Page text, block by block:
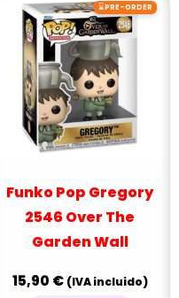
⌛PRE-ORDER
Funko Pop Gregory
2546 Over The
Garden Wall
15,90 € (IVA incluido)